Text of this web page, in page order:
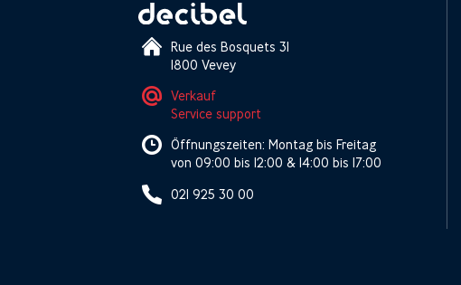
Rue des Bosquets 31
1800 Vevey
Verkauf
Service support
Öffnungszeiten: Montag bis Freitag
von 09:00 bis 12:00 & 14:00 bis 17:00
021 925 30 00